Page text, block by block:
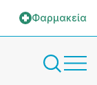
Φαρμακεία